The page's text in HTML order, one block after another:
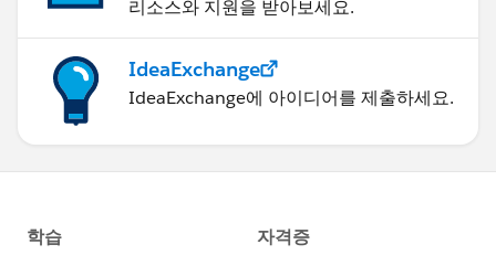
리소스와 지원을 받아보세요.
IdeaExchange
IdeaExchange에 아이디어를 제출하세요.